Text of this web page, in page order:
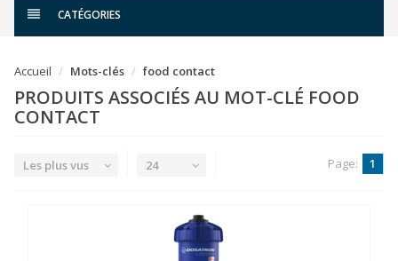
CATÉGORIES
Accueil Mots-clés food contact
PRODUITS ASSOCIÉS AU MOT-CLÉ FOOD
CONTACT
Les plus vus 24 Page: 1